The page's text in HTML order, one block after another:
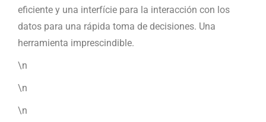
eficiente y una interfície para la interacción con los
datos para una rápida toma de decisiones. Una
herramienta imprescindible.
\n
\n
\n